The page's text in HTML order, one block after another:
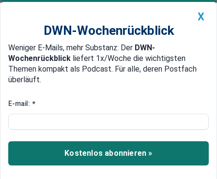
Newsticker MEIN DWN: Geldanlage Premium
Edelmetalle DWN-Magazin China
Corona-Rückholaktion:
Bürgern 17,9 Millionen Euro
abkassieren – Tickets bis 1.000
Euro
X
DWN-Wochenrückblick
Weniger E-Mails, mehr Substanz: Der DWN-
Wochenrückblick liefert 1x/Woche die wichtigsten
Themen kompakt als Podcast. Für alle, deren Postfach
überläuft.
E-mail: *
Kostenlos abonnieren »